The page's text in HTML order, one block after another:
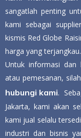
sangatlah penting
kami sebagai
kismis Red Globe
harga yang terjangkau.
Untuk informasi dan
atau pemesanan,
hubungi kami.
Jakarta, kami akan
kami jual selalu
industri dan bisnis